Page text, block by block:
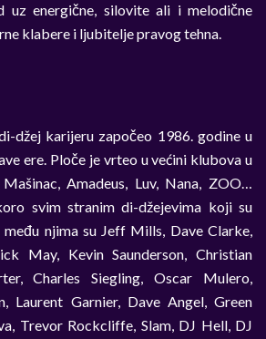
uz energične, silovite ali i melodične
klabere i ljubitelje pravog tehna.
džej karijeru započeo 1986. godine u
ere. Ploče je vrteo u većini klubova u
Amadeus, Luv, Nana, ZOO…
svim stranim di-džejevima koji su
njima su Jeff Mills, Dave Clarke,
May, Kevin Saunderson, Christian
Charles Siegling, Oscar Mulero,
Laurent Garnier, Dave Angel, Green
Trevor Rockcliffe, Slam, DJ Hell, DJ